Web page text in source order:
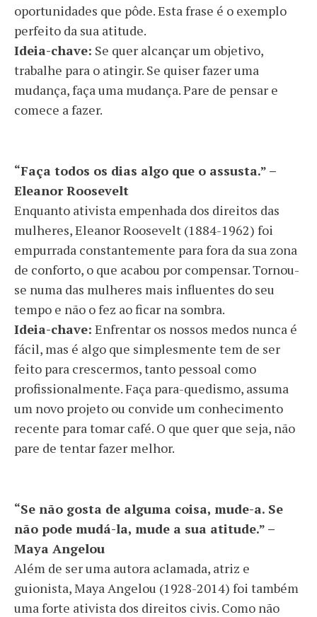
oportunidades que pôde. Esta frase é o exemplo
perfeito da sua atitude.
Ideia-chave: Se quer alcançar um objetivo,
trabalhe para o atingir. Se quiser fazer uma
mudança, faça uma mudança. Pare de pensar e
comece a fazer.
“Faça todos os dias algo que o assusta.” –
Eleanor Roosevelt
Enquanto ativista empenhada dos direitos das
mulheres, Eleanor Roosevelt (1884-1962) foi
empurrada constantemente para fora da sua zona
de conforto, o que acabou por compensar. Tornou-
se numa das mulheres mais influentes do seu
tempo e não o fez ao ficar na sombra.
Ideia-chave: Enfrentar os nossos medos nunca é
fácil, mas é algo que simplesmente tem de ser
feito para crescermos, tanto pessoal como
profissionalmente. Faça para-quedismo, assuma
um novo projeto ou convide um conhecimento
recente para tomar café. O que quer que seja, não
pare de tentar fazer melhor.
“Se não gosta de alguma coisa, mude-a. Se
não pode mudá-la, mude a sua atitude.” –
Maya Angelou
Além de ser uma autora aclamada, atriz e
guionista, Maya Angelou (1928-2014) foi também
uma forte ativista dos direitos civis. Como não